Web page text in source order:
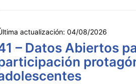
actualización: 04/08/2026
– Datos Abiertos